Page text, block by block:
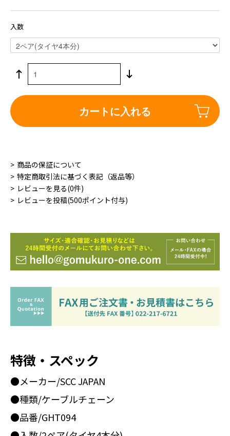
入数
カートに入れる
商品の保証について
特定商取引法に基づく表記（返品等）
レビューを見る(0件)
レビューを投稿(500ポイント付与)
特徴・スペック
●メーカー/SCC JAPAN
●種類/ケーブルチェーン
●品番/GHT094